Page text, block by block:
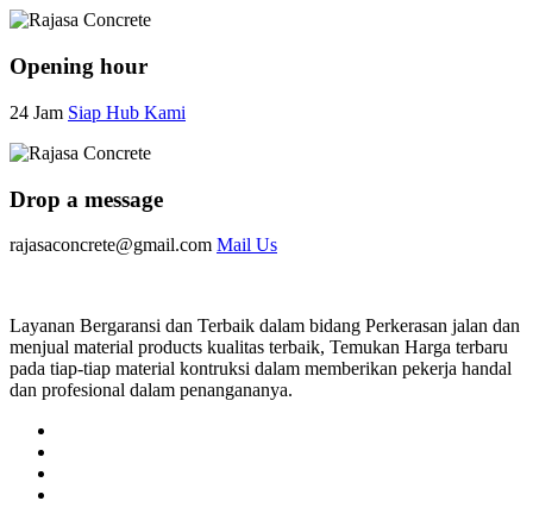
Opening hour
24 Jam Siap Hub Kami
Drop a message
rajasaconcrete@gmail.com Mail Us
Layanan Bergaransi dan Terbaik dalam bidang Perkerasan jalan dan
menjual material products kualitas terbaik, Temukan Harga terbaru
pada tiap-tiap material kontruksi dalam memberikan pekerja handal
dan profesional dalam penangananya.